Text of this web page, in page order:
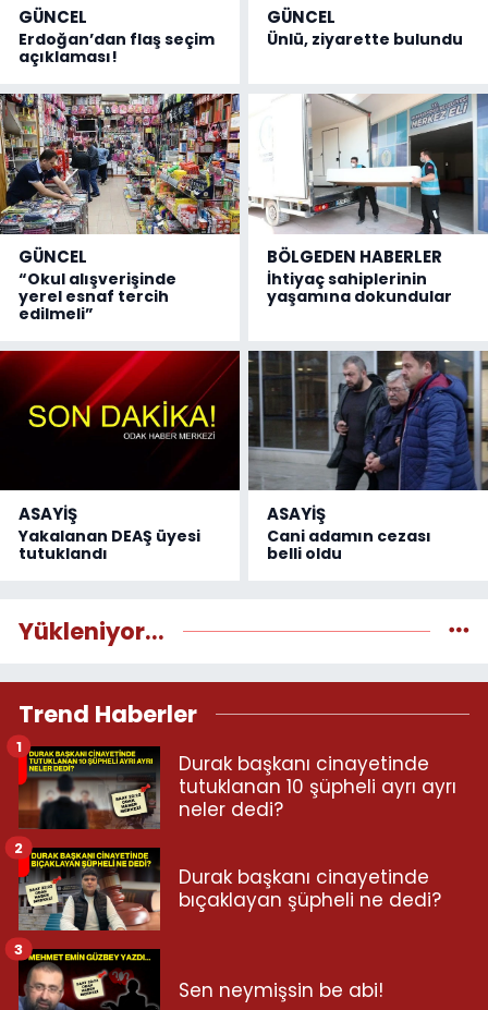
GÜNCEL
Erdoğan’dan flaş seçim
açıklaması!
GÜNCEL
Ünlü, ziyarette bulundu
GÜNCEL
“Okul alışverişinde
yerel esnaf tercih
edilmeli”
BÖLGEDEN HABERLER
İhtiyaç sahiplerinin
yaşamına dokundular
ASAYİŞ
Yakalanan DEAŞ üyesi
tutuklandı
ASAYİŞ
Cani adamın cezası
belli oldu
Yükleniyor...
Trend Haberler
Durak başkanı cinayetinde
tutuklanan 10 şüpheli ayrı ayrı
neler dedi?
1
Durak başkanı cinayetinde
bıçaklayan şüpheli ne dedi?
2
Sen neymişsin be abi!
3